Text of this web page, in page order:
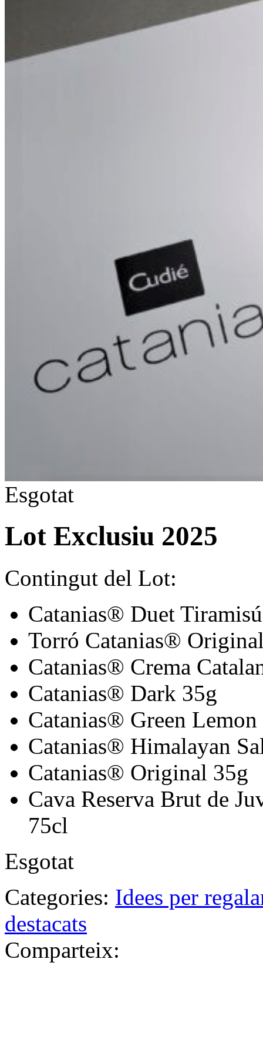
Esgotat
Lot Exclusiu 2025
Contingut del Lot:
Catanias® Duet
Torró Catanias®
Catanias® Crema
Catanias® Dark 35g
Catanias® Green Lemon
Catanias® Himalayan
Catanias® Original 35g
Cava Reserva Brut de
75cl
Esgotat
Categories: Idees per
destacats
Comparteix: